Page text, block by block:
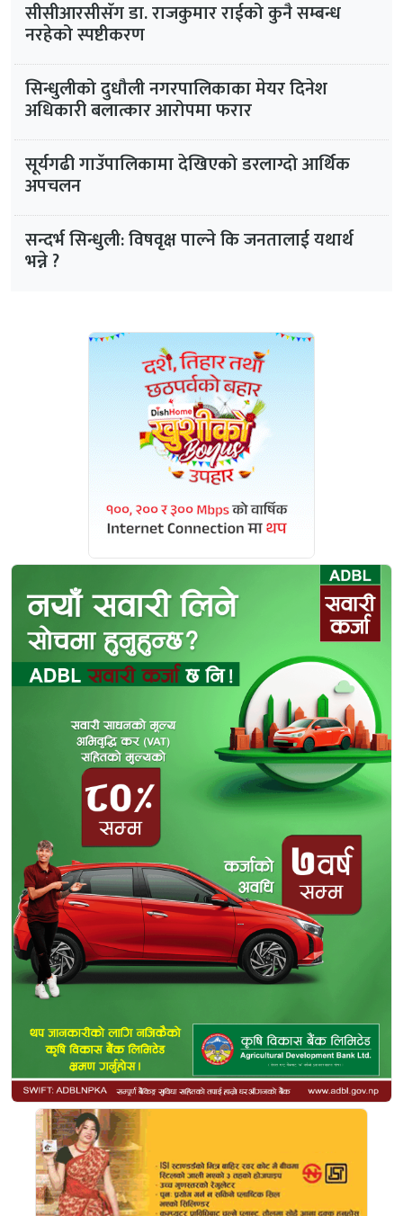
सीसीआरसीसँग डा. राजकुमार राईको कुनै सम्बन्ध
नरहेको स्पष्टीकरण
सिन्धुलीको दुधौली नगरपालिकाका मेयर दिनेश
अधिकारी बलात्कार आरोपमा फरार
सूर्यगढी गाउँपालिकामा देखिएको डरलाग्दो आर्थिक
अपचलन
सन्दर्भ सिन्धुली: विषवृक्ष पाल्ने कि जनतालाई यथार्थ
भन्ने ?